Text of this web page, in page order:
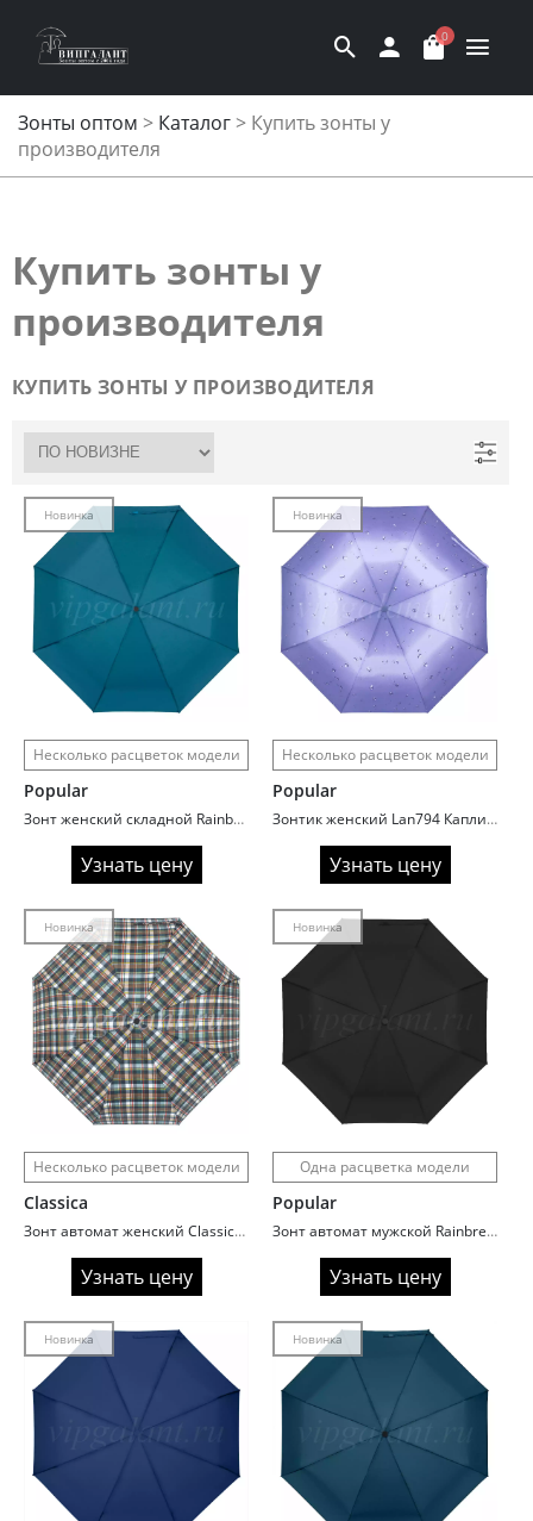
0
Зонты оптом > Каталог> Купить зонты у
производителя
Купить зонты у
производителя
КУПИТЬ ЗОНТЫ У ПРОИЗВОДИТЕЛЯ
Новинка
Несколько расцветок модели
Popular
Зонт женский складной Rainbrella 891 Однотоннный
Узнать цену
Новинка
Несколько расцветок модели
Popular
Зонтик женский Lan794 Капли дождя полный автомат
Узнать цену
Новинка
Несколько расцветок модели
Classica
Зонт автомат женский Classica P2116 Клетка
Узнать цену
Новинка
Одна расцветка модели
Popular
Зонт автомат мужской Rainbrella 146P
Узнать цену
Новинка Новинка